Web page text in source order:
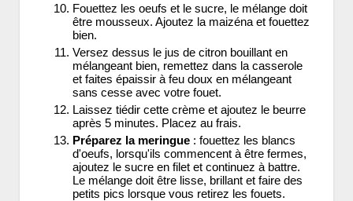
Fouettez les oeufs et le sucre, le mélange doit
être mousseux. Ajoutez la maizéna et fouettez
bien.
Versez dessus le jus de citron bouillant en
mélangeant bien, remettez dans la casserole
et faites épaissir à feu doux en mélangeant
sans cesse avec votre fouet.
Laissez tiédir cette crème et ajoutez le beurre
après 5 minutes. Placez au frais.
Préparez la meringue : fouettez les blancs
d'oeufs, lorsqu'ils commencent à être fermes,
ajoutez le sucre en filet et continuez à battre.
Le mélange doit être lisse, brillant et faire des
petits pics lorsque vous retirez les fouets.